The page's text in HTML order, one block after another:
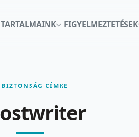
TARTALMAINK FIGYELMEZTETÉSEK
CÍMKE